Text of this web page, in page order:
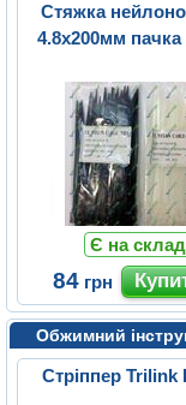
Стяжка
4.8х200мм
Є на
84 грн
Обжимний
Стріппер Trilink